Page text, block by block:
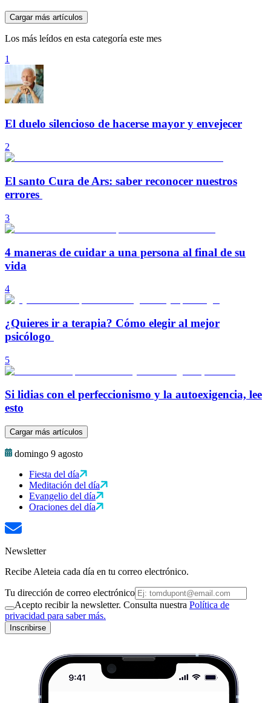
Cargar más artículos
Los más leídos en esta categoría este mes
1
El duelo silencioso de hacerse mayor y envejecer
2
El santo Cura de Ars: saber reconocer nuestros
errores
3
4 maneras de cuidar a una persona al final de su
vida
4
¿Quieres ir a terapia? Cómo elegir al mejor
psicólogo
5
Si lidias con el perfeccionismo y la autoexigencia, lee
esto
Cargar más artículos
domingo 9 agosto
Fiesta del día
Meditación del día
Evangelio del día
Oraciones del día
Newsletter
Recibe Aleteia cada día en tu correo electrónico.
Tu dirección de correo electrónico
Acepto recibir la newsletter. Consulta nuestra Política de
privacidad para saber más.
Inscribirse